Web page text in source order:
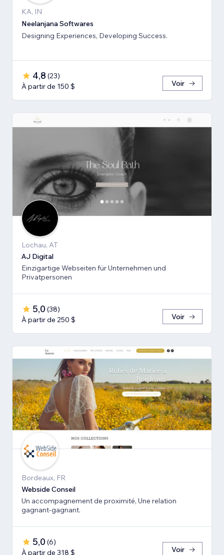
KA, IN
Neelanjana Softwares
Designing Experiences, Developing Success.
4,8 (23)
À partir de 150 $
Voir
Lochau, AT
AJ Digital
Einzigartige Webseiten für Unternehmen und
Privatpersonen
5,0 (38)
À partir de 250 $
Voir
Bordeaux, FR
Webside Conseil
Un accompagnement de proximité, Une relation
gagnant-gagnant.
5,0 (6)
À partir de 318 $
Voir